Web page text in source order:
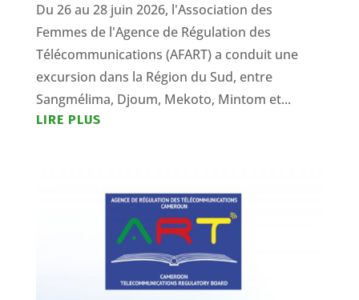
Du 26 au 28 juin 2026, l'Association des
Femmes de l'Agence de Régulation des
Télécommunications (AFART) a conduit une
excursion dans la Région du Sud, entre
Sangmélima, Djoum, Mekoto, Mintom et...
LIRE PLUS